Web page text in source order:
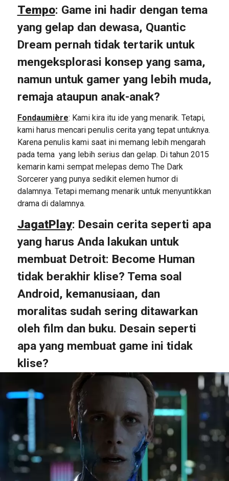
Tempo: Game ini hadir dengan tema
yang gelap dan dewasa, Quantic
Dream pernah tidak tertarik untuk
mengeksplorasi konsep yang sama,
namun untuk gamer yang lebih muda,
remaja ataupun anak-anak?
Fondaumière: Kami kira itu ide yang menarik. Tetapi,
kami harus mencari penulis cerita yang tepat untuknya.
Karena penulis kami saat ini memang lebih mengarah
pada tema yang lebih serius dan gelap. Di tahun 2015
kemarin kami sempat melepas demo The Dark
Sorcerer yang punya sedikit elemen humor di
dalamnya. Tetapi memang menarik untuk menyuntikkan
drama di dalamnya.
JagatPlay: Desain cerita seperti apa
yang harus Anda lakukan untuk
membuat Detroit: Become Human
tidak berakhir klise? Tema soal
Android, kemanusiaan, dan
moralitas sudah sering ditawarkan
oleh film dan buku. Desain seperti
apa yang membuat game ini tidak
klise?